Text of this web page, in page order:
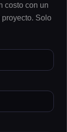
costo con un
Solo